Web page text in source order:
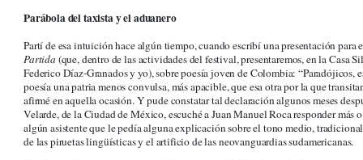
Parábola del taxista y el aduanero
Partí de esa intuición hace algún tiempo, cuando escribí una presentación
Partida (que, dentro de las actividades del festival, presentaremos, en la Casa
Federico Díaz-Granados y yo), sobre poesía joven de Colombia: “Paradójicos,
poesía una patria menos convulsa, más apacible, que esa otra por la que
afirmé en aquella ocasión. Y pude constatar tal declaración algunos meses
Velarde, de la Ciudad de México, escuché a Juan Manuel Roca responder más
algún asistente que le pedía alguna explicación sobre el tono medio,
de las piruetas lingüísticas y el artificio de las neovanguardias sudamericanas.